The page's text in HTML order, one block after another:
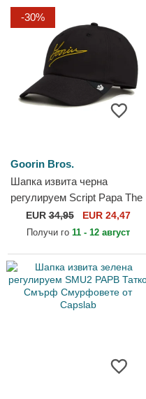
-30%
Goorin Bros.
Шапка извита черна
регулируем Script Papa The
Farm от Goorin Bros.
EUR34,95 EUR 24,47
Получи го 11 - 12 август